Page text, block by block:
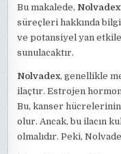
Bu makalede, Nolvadex
süreçleri hakkında
ve potansiyel yan
sunulacaktır.
Nolvadex, genellikle
ilaçtır. Estrojen
Bu, kanser
olur. Ancak, bu ilacın
olmalıdır. Peki,